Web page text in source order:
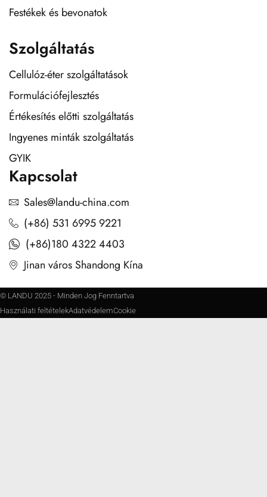
Festékek és bevonatok
Szolgáltatás
Cellulóz-éter szolgáltatások
Formulációfejlesztés
Értékesítés előtti szolgáltatás
Ingyenes minták szolgáltatás
GYIK
Kapcsolat
Sales@landu-china.com
(+86) 531 6995 9221
(+86)180 4322 4403
Jinan város Shandong Kína
© LANDU 2025 - Minden Jog Fenntartva
Használati feltételekAdatvédelemCookie